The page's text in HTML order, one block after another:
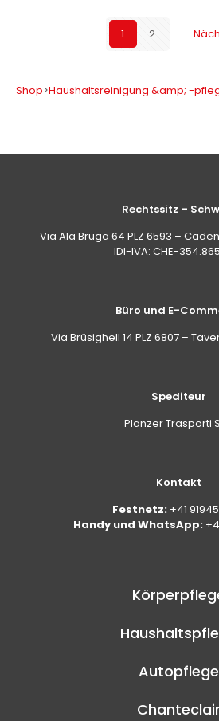
1 2
Shop>Haushaltsreinigung &amp; -
Rechtssitz –
Via Ala Brüga 64 PLZ 6593 –
IDI-IVA: CHE-
Büro und E-
Via Brüsighell 14 PLZ 6807 –
Spediteur
Planzer Trasporti
Kontakt
Festnetz: +41
Handy und WhatsApp:
Autopflege
Chanteclair